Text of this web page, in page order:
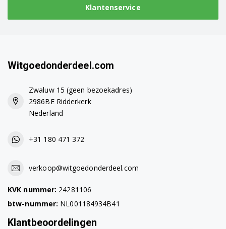
Klantenservice
Witgoedonderdeel.com
Zwaluw 15 (geen bezoekadres)
2986BE Ridderkerk
Nederland
+31 180 471 372
verkoop@witgoedonderdeel.com
KVK nummer: 24281106
btw-nummer: NL001184934B41
Klantbeoordelingen